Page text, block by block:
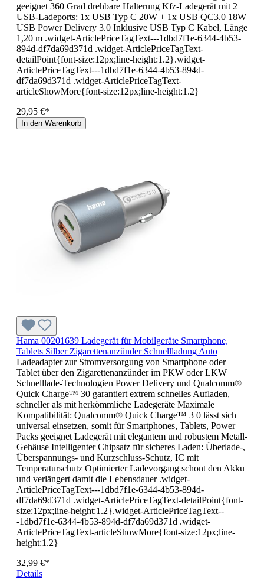
geeignet 360 Grad drehbare Halterung Kfz-Ladegerät mit 2
USB-Ladeports: 1x USB Typ C 20W + 1x USB QC3.0 18W
USB Power Delivery 3.0 Inklusive USB Typ C Kabel, Länge
1,20 m .widget-ArticlePriceTagText---1dbd7f1e-6344-4b53-
894d-df7da69d371d .widget-ArticlePriceTagText-
detailPoint{font-size:12px;line-height:1.2}.widget-
ArticlePriceTagText---1dbd7f1e-6344-4b53-894d-
df7da69d371d .widget-ArticlePriceTagText-
articleShowMore{font-size:12px;line-height:1.2}
29,95 €*
In den Warenkorb
Hama 00201639 Ladegerät für Mobilgeräte Smartphone,
Tablets Silber Zigarettenanzünder Schnellladung Auto
Ladeadapter zur Stromversorgung von Smartphone oder
Tablet über den Zigarettenanzünder im PKW oder LKW
Schnelllade-Technologien Power Delivery und Qualcomm®
Quick Charge™ 30 garantiert extrem schnelles Aufladen,
schneller als mit herkömmliche Ladegeräte Maximale
Kompatibilität: Qualcomm® Quick Charge™ 3 0 lässt sich
universal einsetzen, somit für Smartphones, Tablets, Power
Packs geeignet Ladegerät mit elegantem und robustem Metall-
Gehäuse Intelligenter Chipsatz für sicheres Laden: Überlade-,
Überspannungs- und Kurzschluss-Schutz, IC mit
Temperaturschutz Optimierter Ladevorgang schont den Akku
und verlängert damit die Lebensdauer .widget-
ArticlePriceTagText---1dbd7f1e-6344-4b53-894d-
df7da69d371d .widget-ArticlePriceTagText-detailPoint{font-
size:12px;line-height:1.2}.widget-ArticlePriceTagText--
-1dbd7f1e-6344-4b53-894d-df7da69d371d .widget-
ArticlePriceTagText-articleShowMore{font-size:12px;line-
height:1.2}
32,99 €*
Details